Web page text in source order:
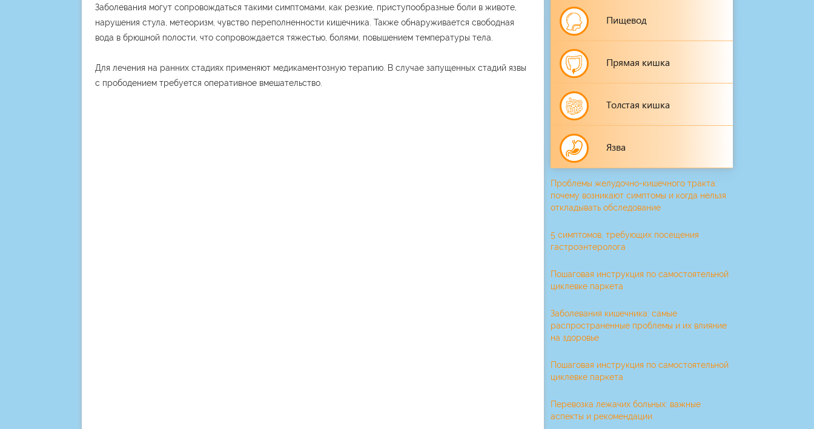
Заболевания могут сопровождаться такими симптомами, как резкие, приступообразные боли в животе,
нарушения стула, метеоризм, чувство переполненности кишечника. Также обнаруживается свободная
вода в брюшной полости, что сопровождается тяжестью, болями, повышением температуры тела.
Для лечения на ранних стадиях применяют медикаментозную терапию. В случае запущенных стадий язвы
с прободением требуется оперативное вмешательство.
Пищевод
Прямая кишка
Толстая кишка
Язва
Проблемы желудочно-кишечного тракта:
почему возникают симптомы и когда нельзя
откладывать обследование
5 симптомов, требующих посещения
гастроэнтеролога
Пошаговая инструкция по самостоятельной
циклевке паркета
Заболевания кишечника: самые
распространенные проблемы и их влияние
на здоровье
Пошаговая инструкция по самостоятельной
циклевке паркета
Перевозка лежачих больных: важные
аспекты и рекомендации